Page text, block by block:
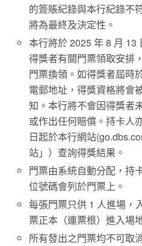
的簽賬紀錄與本行紀錄不
將為最終及決定性。
本行將於 2025 年 8 月 13
得獎者有關門票領取安排
門票換領。如得獎者屆時
電郵地址，得獎資格將會
知。本行將不會因得獎者
或作出任何賠償。持卡人
日起於本行網站
站」）查詢得獎結果。
門票由系統自動分配，持
位號碼會列於門票上。
每張門票只供 1 人進場，
票正本（連票根）進入場
所有發出之門票均不可取